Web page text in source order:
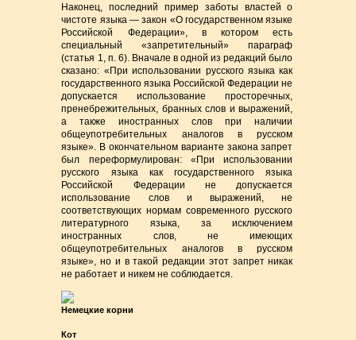
Наконец, последний пример заботы властей о
чистоте языка — закон «О государственном языке
Российской Федерации», в котором есть
специальный «запретительный» параграф
(статья 1, п. 6). Вначале в одной из редакций было
сказано: «При использовании русского языка как
государственного языка Российской Федерации не
допускается использование просторечных,
пренебрежительных, бранных слов и выражений,
а также иностранных слов при наличии
общеупотребительных аналогов в русском
языке». В окончательном варианте закона запрет
был переформулирован: «При использовании
русского языка как государственного языка
Российской Федерации не допускается
использование слов и выражений, не
соответствующих нормам современного русского
литературного языка, за исключением
иностранных слов, не имеющих
общеупотребительных аналогов в русском
языке», но и в такой редакции этот запрет никак
не работает и никем не соблюдается.
Немецкие корни
Кот